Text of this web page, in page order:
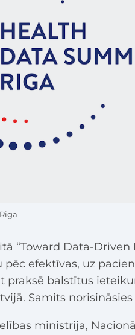
“Toward Data-
pēc efektīvas, uz
praksē balstītus
Samits
ministrija,